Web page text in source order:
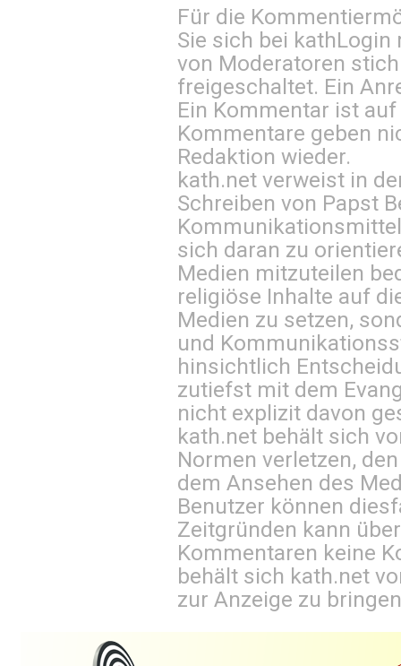
Für die
Sie sich bei kathLogin
von Moderatoren
freigeschaltet. Ein
Ein Kommentar ist
Kommentare geben
Redaktion wieder.
kath.net verweist in
Schreiben von Papst
sich daran zu
Medien mitzuteilen
religiöse Inhalte auf
Medien zu setzen,
und
hinsichtlich
zutiefst mit dem
nicht explizit davon
kath.net behält sich
Normen verletzen,
dem Ansehen des
Benutzer können
Zeitgründen kann
Kommentaren keine
behält sich kath.net
zur Anzeige zu